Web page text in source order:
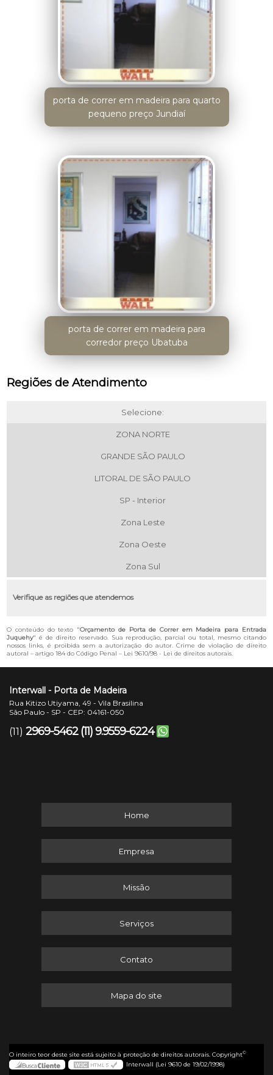
porta de correr em madeira para quarto
pequeno preço Jundiaí
porta de correr em madeira para
corredor preço Ubatuba
Regiões de Atendimento
Selecione:
ZONA NORTE
GRANDE SÃO PAULO
LITORAL DE SÃO PAULO
SP - Interior
Zona Leste
Zona Oeste
Zona Sul
Verifique as regiões que atendemos
O conteúdo do texto "Orçamento de Porta de Correr em Madeira para Entrada
Juquehy" é de direito reservado. Sua reprodução, parcial ou total, mesmo citando
nossos links, é proibida sem a autorização do autor. Crime de violação de direito
autoral – artigo 184 do Código Penal – Lei 9610/98 - Lei de direitos autorais.
Interwall - Porta de Madeira
Rua Kitizo Utiyama, 49 - Vila Brasilina
São Paulo - SP - CEP: 04161-050
(11) 2969-5462 (11) 9.9559-6224
Home
Empresa
Missão
Serviços
Contato
Mapa do site
O inteiro teor deste site está sujeito à proteção de direitos autorais. Copyright©
Interwall (Lei 9610 de 19/02/1998)